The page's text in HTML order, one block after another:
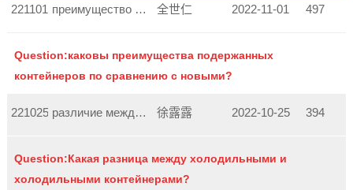
221101152731554 преимущество подержанных контейнеров 全世仁 2022-11-01 497
Question:каковы преимущества подержанных
контейнеров по сравнению с новыми?
221025155821498 различие между морозильными и рефрижераторными кон... 徐露露 2022-10-25 394
Question:Какая разница между холодильными и
холодильными контейнерами?